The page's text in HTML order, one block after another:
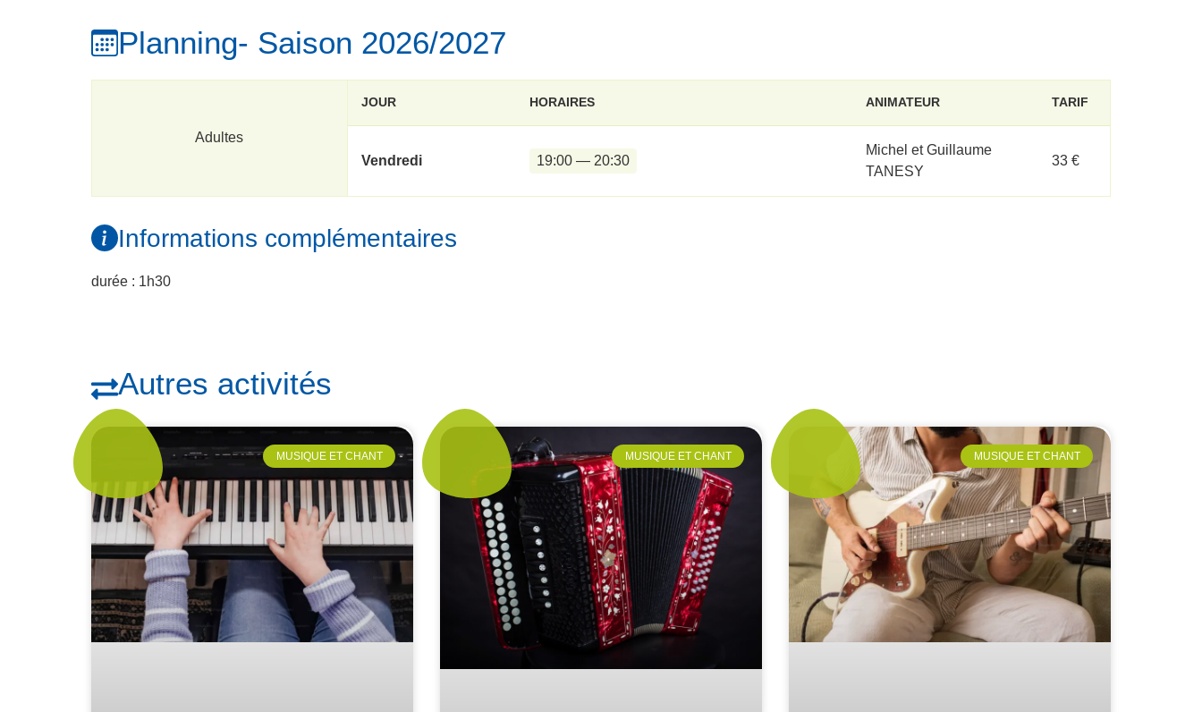
Planning- Saison 2026/2027
Adultes
JOUR HORAIRES ANIMATEUR
Vendredi 19:00 — 20:30
Michel et Guillaume
TANESY
TARIF
33 €
Informations complémentaires
durée : 1h30
Autres activités
MUSIQUE ET CHANT MUSIQUE ET CHANT MUSIQUE ET CHANT